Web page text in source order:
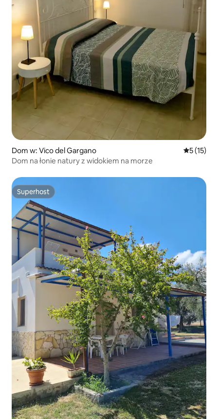
Dom w: Vico del Gargano Średnia
5 (15)
Dom na łonie natury z widokiem na morze
Superhost
Superhost